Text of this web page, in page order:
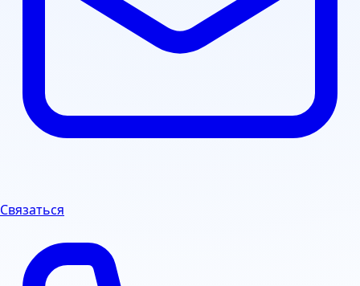
Связаться